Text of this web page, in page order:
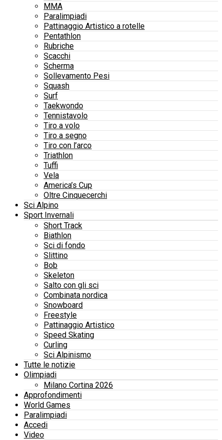
MMA
Paralimpiadi
Pattinaggio Artistico a rotelle
Pentathlon
Rubriche
Scacchi
Scherma
Sollevamento Pesi
Squash
Surf
Taekwondo
Tennistavolo
Tiro a volo
Tiro a segno
Tiro con l’arco
Triathlon
Tuffi
Vela
America’s Cup
Oltre Cinquecerchi
Sci Alpino
Sport Invernali
Short Track
Biathlon
Sci di fondo
Slittino
Bob
Skeleton
Salto con gli sci
Combinata nordica
Snowboard
Freestyle
Pattinaggio Artistico
Speed Skating
Curling
Sci Alpinismo
Tutte le notizie
Olimpiadi
Milano Cortina 2026
Approfondimenti
World Games
Paralimpiadi
Accedi
Video